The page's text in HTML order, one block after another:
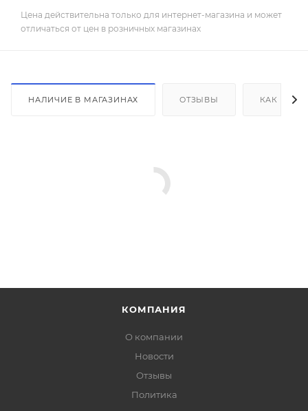
Цена действительна только для интернет-магазина и может
отличаться от цен в розничных магазинах
НАЛИЧИЕ В МАГАЗИНАХ ОТЗЫВЫ КАК
КОМПАНИЯ
О компании
Новости
Отзывы
Политика